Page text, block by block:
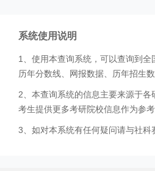
系统使用说明
1、使用本查询系统，可以查询到
历年分数线、网报数据、历年招生
2、本查询系统的信息主要来源于
考生提供更多考研院校信息作为参
3、如对本系统有任何疑问请与社